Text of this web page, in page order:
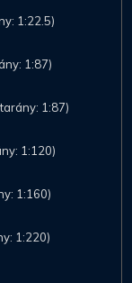
1:22.5)
1:87)
1:87)
1:120)
1:160)
1:220)